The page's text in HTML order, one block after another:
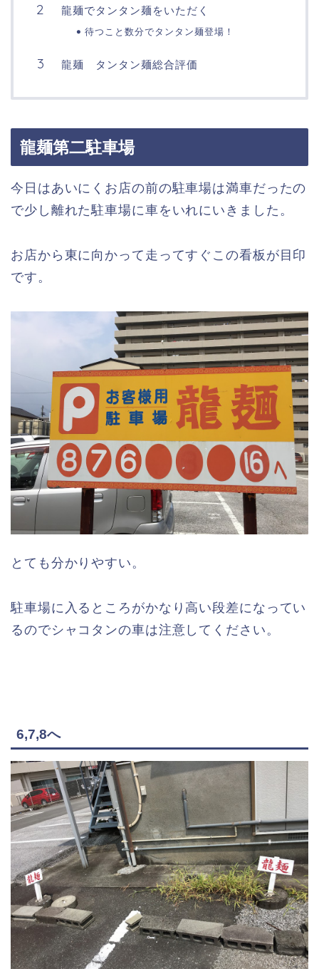
龍麺でタンタン麺をいただく
待つこと数分でタンタン麺登場！
龍麺 タンタン麺総合評価
龍麺第二駐車場
今日はあいにくお店の前の駐車場は満車だったの
で少し離れた駐車場に車をいれにいきました。
お店から東に向かって走ってすぐこの看板が目印
です。
とても分かりやすい。
駐車場に入るところがかなり高い段差になってい
るのでシャコタンの車は注意してください。
6,7,8へ